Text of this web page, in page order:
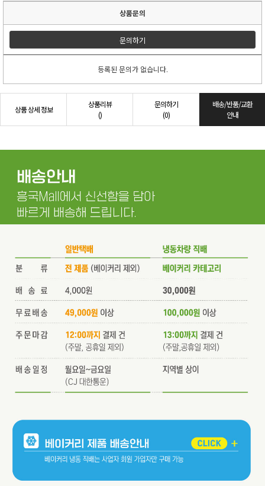
상품문의
문의하기
등록된 문의가 없습니다.
상품 상세 정보
상품리뷰
()
문의하기
(0)
배송/반품/교환
안내